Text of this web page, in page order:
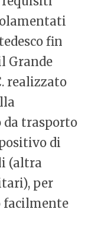
fin
Grande
realizzato
da trasporto
di
(altra
per
facilmente